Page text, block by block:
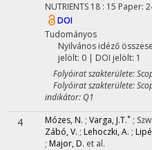
NUTRIENTS 18 : 15 Paper:
DOI
Tudományos
Nyilvános idéző
jelölt: 0 | DOI jelölt: 1
Folyóirat szakterülete:
Folyóirat szakterülete:
indikátor: Q1
4 Mózes, N. ; Varga, J.T.* ;
Zábó, V. ; Lehoczki, A. ;
; Major, D. et al.